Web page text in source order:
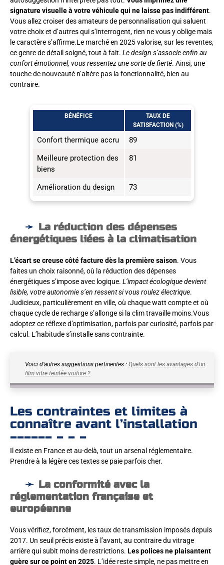
signature visuelle à votre véhicule qui ne laisse pas indifférent.
Vous allez croiser des amateurs de personnalisation qui saluent
votre choix et d’autres qui s’interrogent, rien ne vous y oblige mais
le caractère s’affirme.Le marché en 2025 valorise, sur les reventes,
ce genre de détail soigné, tout à fait. Le design s’associe enfin au
confort émotionnel, vous ressentez une sorte de fierté. Ainsi, une
touche de nouveauté n’altère pas la fonctionnalité, bien au
contraire.
BÉNÉFICE
TAUX DE
SATISFACTION (%)
Confort thermique accru
89
Meilleure protection des
biens
81
Amélioration du design 73
La réduction des dépenses
énergétiques liées à la climatisation
L’écart se creuse côté facture dès la première saison. Vous
faites un choix raisonné, où la réduction des dépenses
énergétiques s’impose avec logique. L’impact écologique devient
lisible, votre autonomie s’en ressent si vous roulez électrique.
Judicieux, particulièrement en ville, où chaque watt compte et où
chaque cycle de recharge s’allonge si la clim travaille moins.Vous
adoptez ce réflexe d’optimisation, parfois par curiosité, parfois par
calcul. L’habitude s’installe sans contrainte.
Voici d’autres suggestions pertinentes : Quels sont les avantages d’un
film vitre teintée voiture ?
Les contraintes et limites à
connaître avant l’installation
Il existe en France et au-delà, tout un arsenal réglementaire.
Prendre à la légère ces textes se paie parfois cher.
La conformité avec la
réglementation française et
européenne
Vous vérifiez, forcément, les taux de transmission imposés depuis
2017. Un seuil précis existe à l’avant, au contraire du vitrage
arrière qui subit moins de restrictions. Les polices ne plaisantent
guère sur ce point en 2025. L’idée reste simple, ne pas mettre en